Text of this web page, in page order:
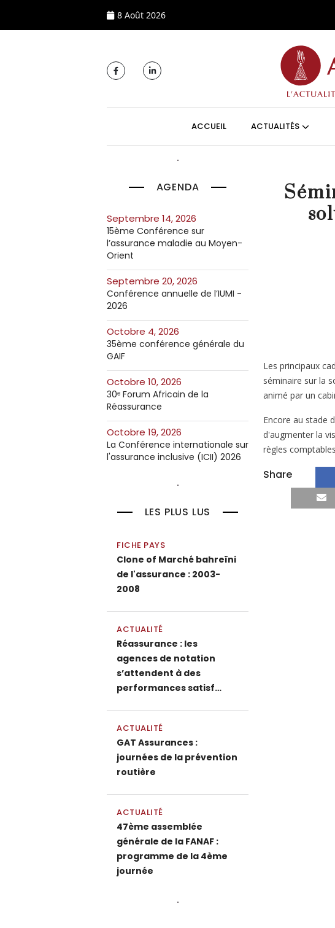
8 Août 2026
ACCUEIL ACTUALITÉS
AGENDA
septembre 14, 2026
15ème Conférence sur
l’assurance maladie au Moyen-
Orient
septembre 20, 2026
Conférence annuelle de l’IUMI -
2026
octobre 4, 2026
35ème conférence générale du
GAIF
octobre 10, 2026
30ᵉ Forum Africain de la
Réassurance
octobre 19, 2026
La Conférence internationale sur
l'assurance inclusive (ICII) 2026
LES PLUS LUS
FICHE PAYS
Clone of Marché bahreïni
de l'assurance : 2003-
2008
ACTUALITÉ
Réassurance : les
agences de notation
s’attendent à des
performances satisf…
ACTUALITÉ
GAT Assurances :
journées de la prévention
routière
ACTUALITÉ
47ème assemblée
générale de la FANAF :
programme de la 4ème
journée
Les principaux
séminaire sur la
animé par un
Encore au stade
d'augmenter la
règles
Share